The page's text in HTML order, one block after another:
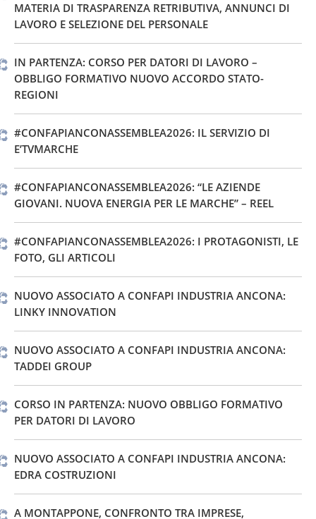
MATERIA DI TRASPARENZA RETRIBUTIVA, ANNUNCI DI
LAVORO E SELEZIONE DEL PERSONALE
IN PARTENZA: CORSO PER DATORI DI LAVORO –
OBBLIGO FORMATIVO NUOVO ACCORDO STATO-
REGIONI
#CONFAPIANCONASSEMBLEA2026: IL SERVIZIO DI
E’TVMARCHE
#CONFAPIANCONASSEMBLEA2026: “LE AZIENDE
GIOVANI. NUOVA ENERGIA PER LE MARCHE” – REEL
#CONFAPIANCONASSEMBLEA2026: I PROTAGONISTI, LE
FOTO, GLI ARTICOLI
NUOVO ASSOCIATO A CONFAPI INDUSTRIA ANCONA:
LINKY INNOVATION
NUOVO ASSOCIATO A CONFAPI INDUSTRIA ANCONA:
TADDEI GROUP
CORSO IN PARTENZA: NUOVO OBBLIGO FORMATIVO
PER DATORI DI LAVORO
NUOVO ASSOCIATO A CONFAPI INDUSTRIA ANCONA:
EDRA COSTRUZIONI
A MONTAPPONE, CONFRONTO TRA IMPRESE,